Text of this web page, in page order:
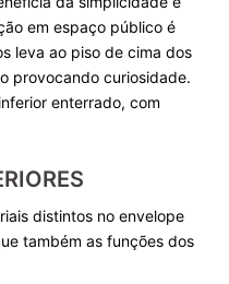
em espaço público é
leva ao piso de cima dos
provocando curiosidade.
enterrado, com
distintos no envelope
também as funções dos